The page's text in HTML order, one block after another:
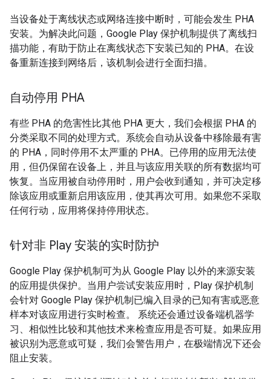
当设备处于离线状态或网络连接中断时，可能会发生 PHA
安装。为解决此问题，Google Play 保护机制提供了离线扫
描功能，有助于防止在离线状态下安装已知的 PHA。在设
备重新连接到网络后，该机制会进行全面扫描。
自动停用 PHA
有些 PHA 的危害性比其他 PHA 更大，我们会根据 PHA 的
分类采取不同的处理方式。系统会自动从设备中移除最有害
的 PHA，同时停用不太严重的 PHA。已停用的应用无法使
用，但仍保留在设备上，并且与该应用关联的所有数据均可
恢复。当应用被自动停用时，用户会收到通知，并可决定移
除该应用或重新启用该应用，使其再次可用。如果您不采取
任何行动，应用将保持停用状态。
针对非 Play 安装的实时防护
Google Play 保护机制可为从 Google Play 以外的来源安装
的应用提供保护。当用户尝试安装应用时，Play 保护机制
会针对 Google Play 保护机制已编入目录的已知有害或恶意
样本对该应用进行实时检查。 系统还会通过设备端机器学
习、相似性比较和其他技术来检查应用是否可疑。如果应用
被识别为恶意或可疑，我们会警告用户，在极端情况下还会
阻止安装。